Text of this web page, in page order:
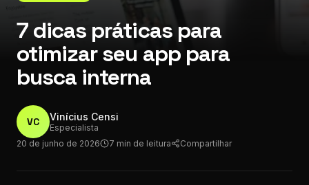
7 dicas práticas para
otimizar seu app para
busca interna
VC Vinícius Censi
Especialista
20 de junho de 2026
7 min de leitura Compartilhar